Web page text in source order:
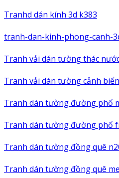
Tranhd dán kính 3d k383
tranh-dan-kinh-phong-canh-
Tranh vải dán tường thác
Tranh vải dán tường cảnh
Tranh dán tường đường phố
Tranh dán tường đường phố
Tranh dán tường đồng quê
Tranh dán tường đồng quê